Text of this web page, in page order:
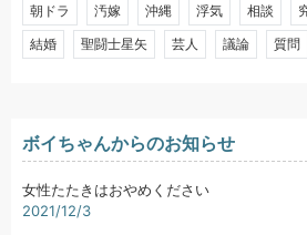
朝ドラ
汚嫁 沖縄 浮気 相談
結婚
聖闘士星矢 芸人 議論 質問
ボイちゃんからのお知らせ
女性たたきはおやめください
2021/12/3